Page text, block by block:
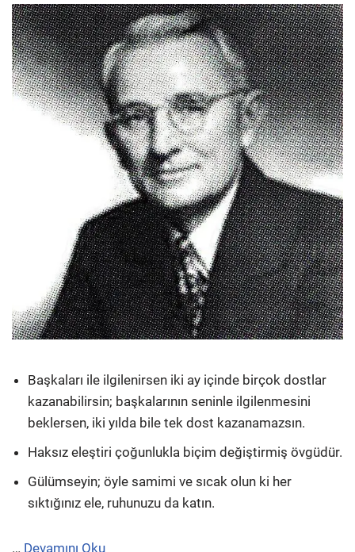
Başkaları ile ilgilenirsen iki ay içinde birçok dostlar
kazanabilirsin; başkalarının seninle ilgilenmesini
beklersen, iki yılda bile tek dost kazanamazsın.
Haksız eleştiri çoğunlukla biçim değiştirmiş övgüdür.
Gülümseyin; öyle samimi ve sıcak olun ki her
sıktığınız ele, ruhunuzu da katın.
… Devamını Oku